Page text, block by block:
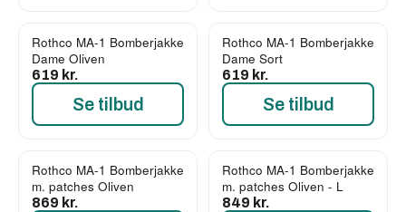
Rothco MA-1 Bomberjakke
Dame Oliven
619 kr.
Se tilbud
Rothco MA-1 Bomberjakke
Dame Sort
619 kr.
Se tilbud
Rothco MA-1 Bomberjakke
m. patches Oliven
869 kr.
Rothco MA-1 Bomberjakke
m. patches Oliven - L
849 kr.